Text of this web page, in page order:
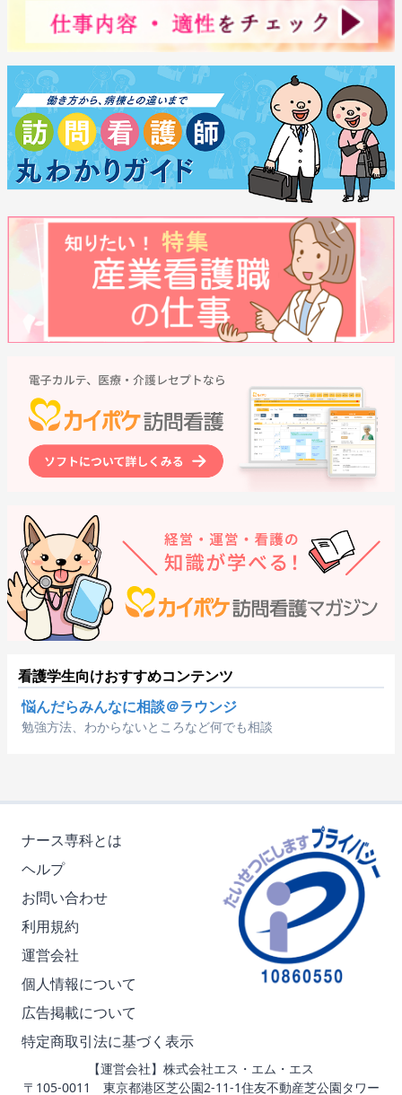
看護学生向けおすすめコンテンツ
悩んだらみんなに相談＠ラウンジ
勉強方法、わからないところなど何でも相談
ナース専科とは
ヘルプ
お問い合わせ
利用規約
運営会社
個人情報について
広告掲載について
特定商取引法に基づく表示
【運営会社】株式会社エス・エム・エス
〒105-0011 東京都港区芝公園2-11-1住友不動産芝公園タワー